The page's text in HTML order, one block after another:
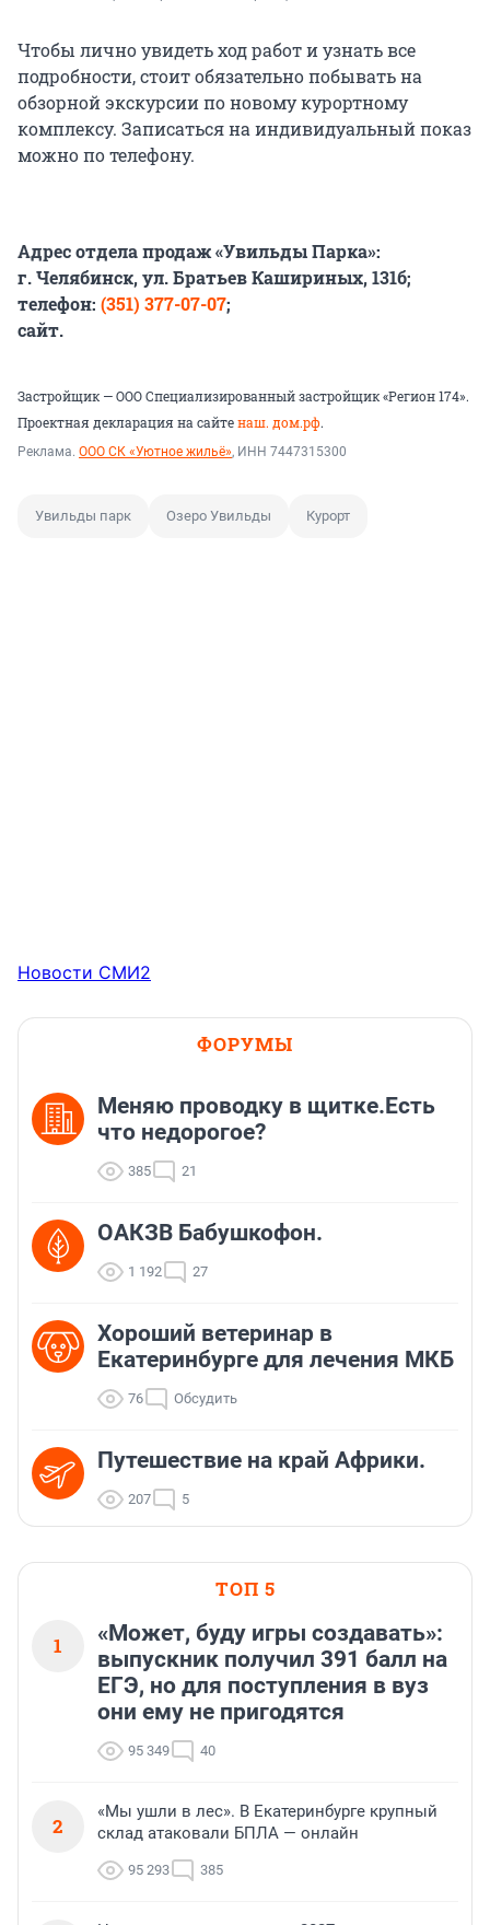
Чтобы лично увидеть ход работ и узнать все
подробности, стоит обязательно побывать на
обзорной экскурсии по новому курортному
комплексу. Записаться на индивидуальный показ
можно по телефону.
Адрес отдела продаж «Увильды Парка»:
г. Челябинск, ул. Братьев Кашириных, 131б;
телефон: (351) 377-07-07;
сайт.
Застройщик — ООО Специализированный застройщик «Регион 174».
Проектная декларация на сайтенаш. дом.рф.
Реклама. ООО СК «Уютное жильё», ИНН 7447315300
Увильды парк Озеро Увильды Курорт
Новости СМИ2
ФОРУМЫ
Меняю проводку в щитке.Есть
что недорогое?
385 21
ОАКЗВ Бабушкофон.
1 192 27
Хороший ветеринар в
Екатеринбурге для лечения МКБ
76 Обсудить
Путешествие на край Африки.
207 5
ТОП 5
1
«Может, буду игры создавать»:
выпускник получил 391 балл на
ЕГЭ, но для поступления в вуз
они ему не пригодятся
95 349 40
2
«Мы ушли в лес». В Екатеринбурге крупный
склад атаковали БПЛА — онлайн
95 293 385